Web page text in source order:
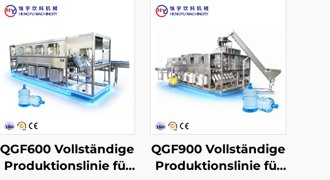
QGF600 Vollständige
Produktionslinie für
QGF900 Vollständige
Produktionslinie für